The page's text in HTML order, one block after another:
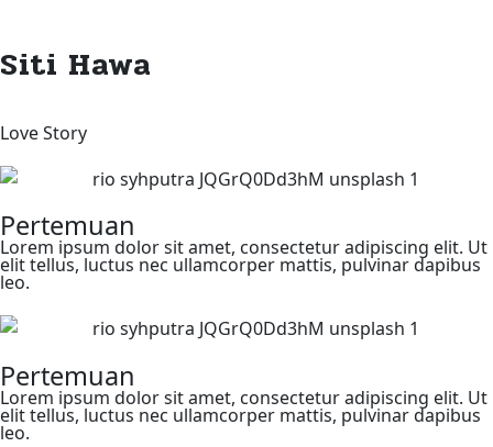
Siti Hawa
Love Story
Pertemuan
Lorem ipsum dolor sit amet, consectetur adipiscing elit. Ut
elit tellus, luctus nec ullamcorper mattis, pulvinar dapibus
leo.
Pertemuan
Lorem ipsum dolor sit amet, consectetur adipiscing elit. Ut
elit tellus, luctus nec ullamcorper mattis, pulvinar dapibus
leo.